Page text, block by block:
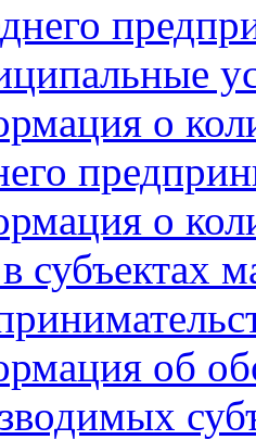
о
о
субъектах
об